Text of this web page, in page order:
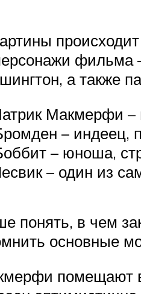
фильма
а также
Макмерфи –
– индеец,
– юноша,
– один из
понять, в чем
основные
помещают в